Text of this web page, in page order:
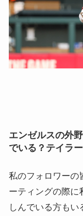
エンゼルスの外
でいる？テイラ
私のフォロワーの
ーティングの際に
しんでいる方も